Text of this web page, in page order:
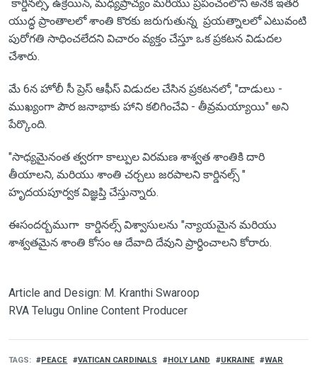
కార్డినల్స్, ఉక్రెయిన్, మధ్యప్రాచ్యం మరియు ప్రపంచంలోని అనేక ఇతర
యుద్ధ ప్రాంతాలలో శాంతి కొరకు జరుగుతున్న ప్రయత్నాలలో ఎటువంటి
పురోగతి సాధించలేదని విచారం వ్యక్తం చేస్తూ ఒక ప్రకటన విడుదల
చేశారు.
మే 6న హోలీ సీ ప్రెస్ ఆఫీస్ విడుదల చేసిన ప్రకటనలో, "దాడులు -
ముఖ్యంగా పౌర జనాభాకు హాని కలిగించేవి - తీవ్రమయ్యాయి" అని
పేర్కొంది.
"సాధ్యమైనంత త్వరగా కాల్పుల విరమణ శాశ్వత శాంతికి దారి
తీయాలని, మరియు శాంతి చర్చలు జరపాలని కార్డినల్స్ "
హృదయపూర్వక విజ్ఞప్తి చేస్తున్నారు.
ఈసందర్బముగా కార్డినల్స్ విశ్వాసులను "న్యాయమైన మరియు
శాశ్వతమైన శాంతి కోసం ఆ దేవాది దేవుని ప్రార్ధించాలని కోరారు.
Article and Design: M. Kranthi Swaroop
RVA Telugu Online Content Producer
TAGS PEACE VATICAN CARDINALS HOLY LAND UKRAINE WAR